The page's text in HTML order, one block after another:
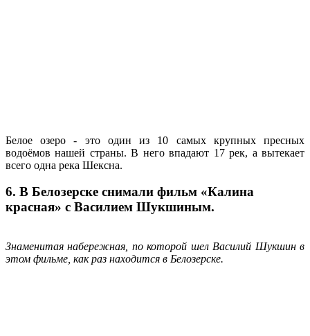
Белое озеро - это один из 10 самых крупных пресных
водоёмов нашей страны. В него впадают 17 рек, а вытекает
всего одна река Шексна.
6. В Белозерске снимали фильм «Калина
красная» с Василием Шукшиным.
Знаменитая набережная, по которой шел Василий Шукшин в
этом фильме, как раз находится в Белозерске.